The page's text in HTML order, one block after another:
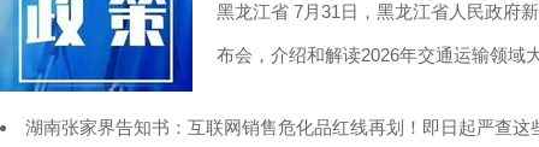
黑龙江省 7月31日，黑龙江省人民政府
布会，介绍和解读2026年交通运输领域
2026年老旧营运货车报
湖南张家界告知书：互联网销售危化品红线再划！即日起严查这